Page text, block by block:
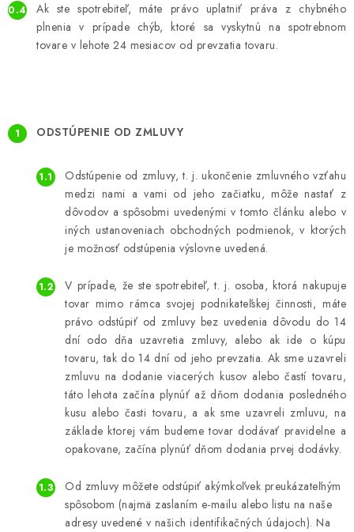
Ak ste spotrebiteľ, máte právo uplatniť práva z chybného
plnenia v prípade chýb, ktoré sa vyskytnú na spotrebnom
tovare v lehote 24 mesiacov od prevzatia tovaru.
ODSTÚPENIE OD ZMLUVY
Odstúpenie od zmluvy, t. j. ukončenie zmluvného vzťahu
medzi nami a vami od jeho začiatku, môže nastať z
dôvodov a spôsobmi uvedenými v tomto článku alebo v
iných ustanoveniach obchodných podmienok, v ktorých
je možnosť odstúpenia výslovne uvedená.
V prípade, že ste spotrebiteľ, t. j. osoba, ktorá nakupuje
tovar mimo rámca svojej podnikateľskej činnosti, máte
právo odstúpiť od zmluvy bez uvedenia dôvodu do 14
dní odo dňa uzavretia zmluvy, alebo ak ide o kúpu
tovaru, tak do 14 dní od jeho prevzatia. Ak sme uzavreli
zmluvu na dodanie viacerých kusov alebo častí tovaru,
táto lehota začína plynúť až dňom dodania posledného
kusu alebo časti tovaru, a ak sme uzavreli zmluvu, na
základe ktorej vám budeme tovar dodávať pravidelne a
opakovane, začína plynúť dňom dodania prvej dodávky.
Od zmluvy môžete odstúpiť akýmkoľvek preukázateľným
spôsobom (najmä zaslaním e-mailu alebo listu na naše
adresy uvedené v našich identifikačných údajoch). Na